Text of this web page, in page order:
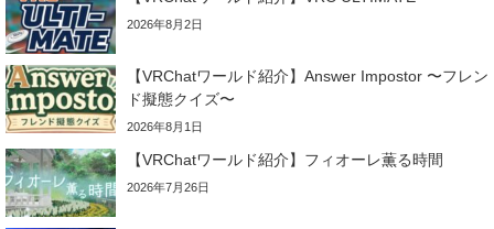
2026年8月2日
【VRChatワールド紹介】Answer Impostor 〜フレン
ド擬態クイズ〜
2026年8月1日
【VRChatワールド紹介】フィオーレ薫る時間
2026年7月26日